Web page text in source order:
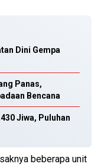
Dini Gempa
Panas,
Bencana
Jiwa, Puluhan
beberapa unit